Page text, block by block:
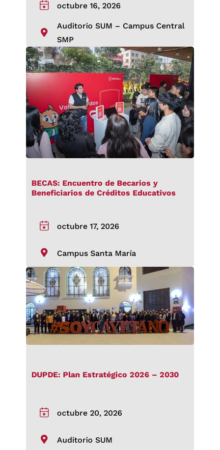
octubre 16, 2026
Auditorio SUM – Campus Central
SMP
BECAS: Encuentro de Becarios y
Beneficiarios de Créditos Educativos
octubre 17, 2026
Campus Santa María
DUPDE: Plan Estratégico 2026 – 2030
octubre 20, 2026
Auditorio SUM